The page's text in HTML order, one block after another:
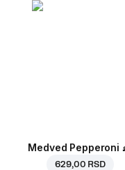
Medved Pepperoni
629,00 RSD